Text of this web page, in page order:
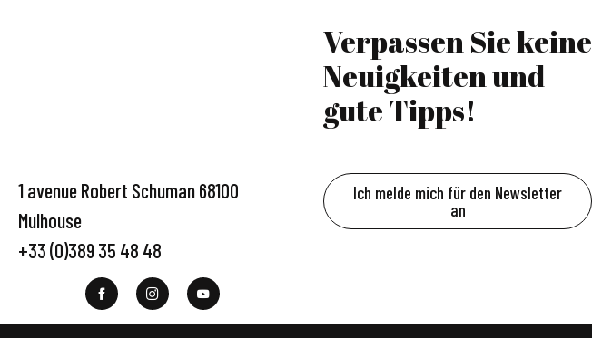
1 avenue Robert Schuman 68100
Mulhouse
+33 (0)389 35 48 48
Verpassen Sie keine
Neuigkeiten und
gute Tipps!
Ich melde mich für den Newsletter
an